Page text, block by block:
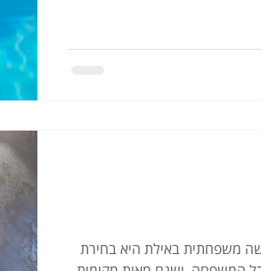
משפחתית באילת היא בחירת